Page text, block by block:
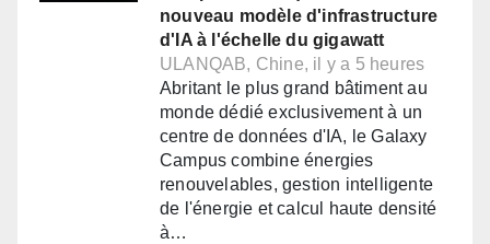
nouveau modèle d'infrastructure
d'IA à l'échelle du gigawatt
ULANQAB, Chine, il y a 5 heures
Abritant le plus grand bâtiment au
monde dédié exclusivement à un
centre de données d'IA, le Galaxy
Campus combine énergies
renouvelables, gestion intelligente
de l'énergie et calcul haute densité
à…